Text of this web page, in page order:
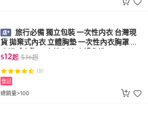
旅行必備 獨立包裝 一次性内衣 台灣現
貨 拋棄式內衣 立體胸墊 一次性內衣胸罩 無
痕裸感文胸 一次性內褲 產婦免洗
$12起 $36起
(9)
總銷量>100
登記